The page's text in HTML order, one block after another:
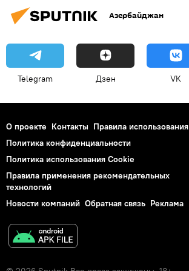
Азербайджан
Telegram Дзен VK
О проекте Контакты Правила использования
Политика конфиденциальности
Политика использования Cookie
Правила применения рекомендательных
технологий
Новости компаний Обратная связь Реклама